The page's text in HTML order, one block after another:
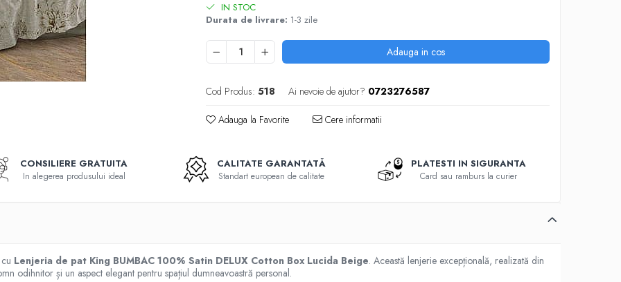
IN STOC
Durata de livrare: 1-3 zile
Adauga in cos
Cod Produs: 518 Ai nevoie de ajutor? 0723276587
Adauga la Favorite Cere informatii
CONSILIERE GRATUITA
In alegerea produsului ideal
CALITATE GARANTATĂ
Standart european de calitate
PLATESTI IN SIGURANTA
Card sau ramburs la curier
Lenjeria de pat King BUMBAC 100% Satin DELUX Cotton Box Lucida Beige. Această lenjerie excepțională, realizată din
odihnitor și un aspect elegant pentru spațiul dumneavoastră personal.